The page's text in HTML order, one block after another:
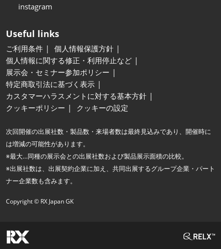
instagram
Useful links
ご利用条件
個人情報保護方針
個人情報に関する修正・利用停止など
展示会・セミナー参加ポリシー
特定商取引法に基づく表示
カスタマーハラスメントに対する基本方針
クッキーポリシー
クッキーの設定
次回開催の出展社数・製品数・来場者数は最終見込みであり、開催時に
は増減の可能性があります。
※最大…同種の展示会との出展社数および製品展示面積の比較。
※出展社数は、出展契約企業に加え、共同出展するグループ企業・パート
ナー企業数も含みます。
Copyright © RX Japan GK